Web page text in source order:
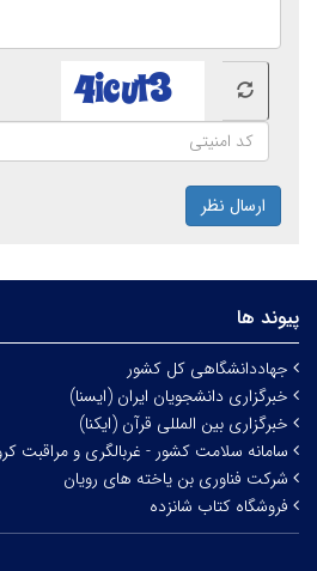
ارسال نظر
پیوند ها
جهاددانشگاهی کل کشور
خبرگزاری دانشجویان ایران (ایسنا)
خبرگزاری بین المللی قرآن (ایکنا)
سامانه سلامت کشور - غربالگری و مراقبت
شرکت فناوری بن یاخته های رویان
فروشگاه کتاب شانزده